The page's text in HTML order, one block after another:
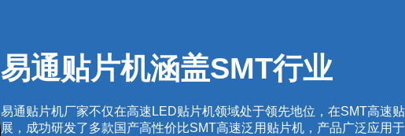
易通贴片机涵盖SMT行业
易通贴片机厂家不仅在高速LED贴片机领域处于领先地位，在SMT高速
展，成功研发了多款国产高性价比SMT高速泛用贴片机，产品广泛应用